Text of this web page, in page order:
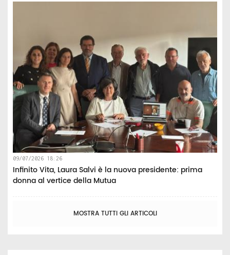
09/07/2026 18:26
Infinito Vita, Laura Salvi è la nuova presidente: prima
donna al vertice della Mutua
MOSTRA TUTTI GLI ARTICOLI